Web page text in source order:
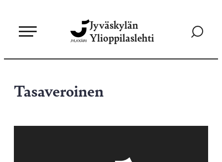
sisältöön
Jyväskylän
Ylioppilaslehti
Siirry
Tasaveroinen